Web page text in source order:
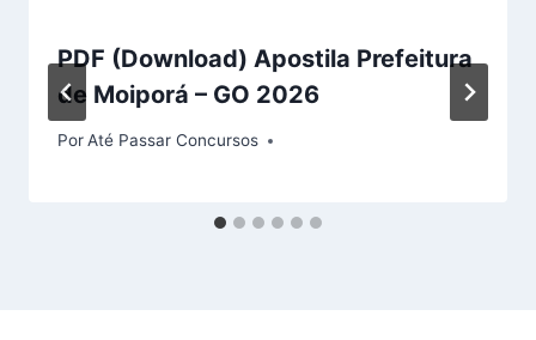
PDF (Download) Apostila Prefeitura
de Moiporá – GO 2026
PorAté Passar Concursos